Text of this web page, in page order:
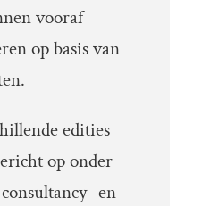
vooraf
op basis van
edities
op onder
en